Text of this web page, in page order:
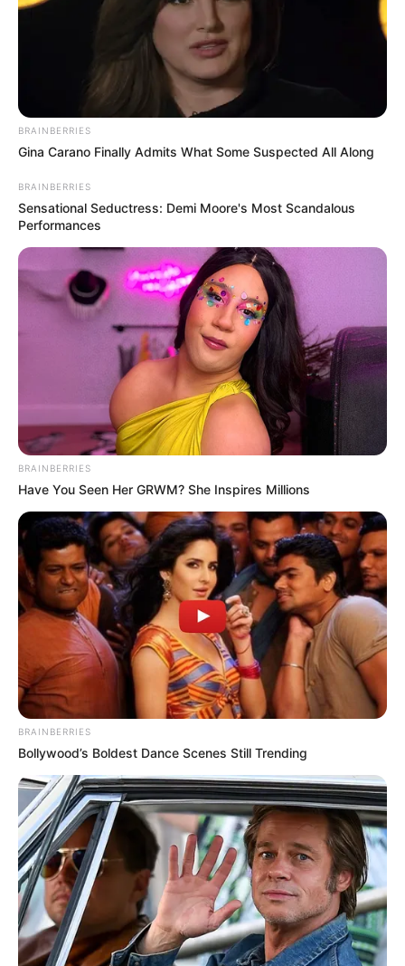
BRAINBERRIES
Gina Carano Finally Admits What Some Suspected All Along
BRAINBERRIES
Sensational Seductress: Demi Moore's Most Scandalous
Performances
BRAINBERRIES
Have You Seen Her GRWM? She Inspires Millions
BRAINBERRIES
Bollywood’s Boldest Dance Scenes Still Trending